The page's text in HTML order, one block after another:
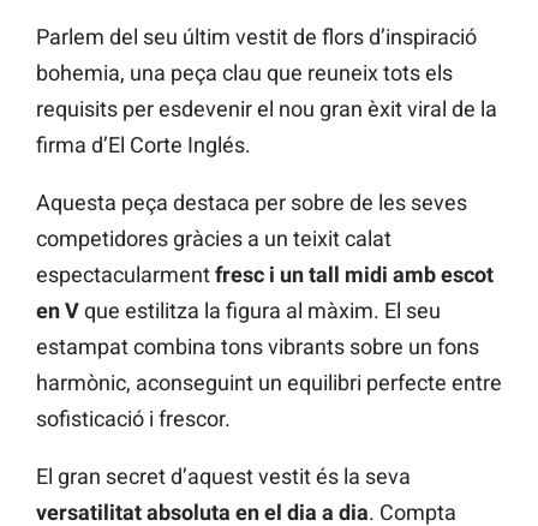
Parlem del seu últim vestit de flors d’inspiració
bohemia, una peça clau que reuneix tots els
requisits per esdevenir el nou gran èxit viral de la
firma d’El Corte Inglés.
Aquesta peça destaca per sobre de les seves
competidores gràcies a un teixit calat
espectacularmentfresc i un tall midi amb escot
en Vque estilitza la figura al màxim. El seu
estampat combina tons vibrants sobre un fons
harmònic, aconseguint un equilibri perfecte entre
sofisticació i frescor.
El gran secret d’aquest vestit és la seva
versatilitat absoluta en el dia a dia. Compta